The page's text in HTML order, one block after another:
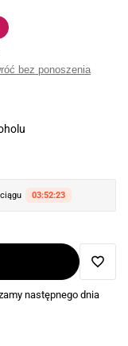
bez ponoszenia
03:52:22
Dodaj
następnego dnia